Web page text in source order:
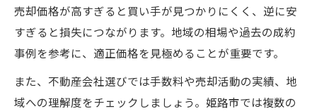
兵庫県姫路市で査定を活用する方法
姫路市土地売却で査定を有効活用する方法
姫路市土地売却の査定依頼時の注意ポイン
ト
売却価格が高すぎると買い手が見つかりにくく、逆に安
すぎると損失につながります。地域の相場や過去の成約
事例を参考に、適正価格を見極めることが重要です。
また、不動産会社選びでは手数料や売却活動の実績、地
域への理解度をチェックしましょう。姫路市では複数の